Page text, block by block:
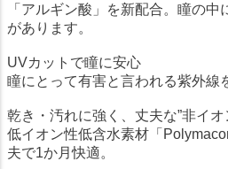
「アルギン酸」を新配合。瞳の
があります。
UVカットで瞳に安心
瞳にとって有害と言われる紫外線
乾き・汚れに強く、丈夫な”非イオ
低イオン性低含水素材「
夫で1か月快適。